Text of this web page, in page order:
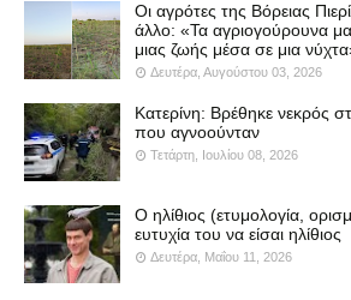
Οι αγρότες της Βόρειας
άλλο: «Τα αγριογούρουνα
μιας ζωής μέσα σε μια
Δευτέρα, Αυγούστου 03, 2026
Κατερίνη: Βρέθηκε νεκρός
που αγνοούνταν
Τετάρτη, Ιουλίου 08, 2026
Ο ηλίθιος (ετυμολογία,
ευτυχία του να είσαι ηλίθιος
Δευτέρα, Μαΐου 11, 2026